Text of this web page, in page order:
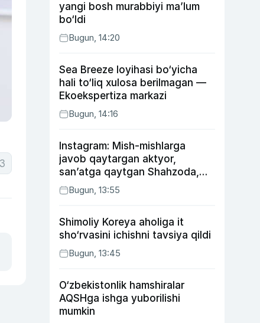
3
yangi bosh murabbiyi ma’lum
bo‘ldi
Bugun, 14:20
Sea Breeze loyihasi bo‘yicha
hali to‘liq xulosa berilmagan —
Ekoekspertiza markazi
Bugun, 14:16
Instagram: Mish-mishlarga
javob qaytargan aktyor,
san’atga qaytgan Shahzoda,
yo‘lga asfalt yotqizgan
Jahongir Otajonov
Bugun, 13:55
Shimoliy Koreya aholiga it
sho‘rvasini ichishni tavsiya qildi
Bugun, 13:45
O‘zbekistonlik hamshiralar
AQSHga ishga yuborilishi
mumkin